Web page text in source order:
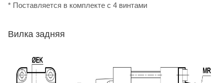
* Поставляется в комплекте с 4 винтами
Вилка задняя